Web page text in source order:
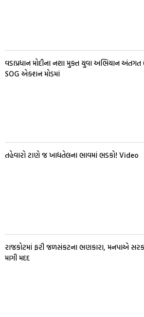
વડાપ્રધાન મોદીના નશા મુક્ત યુવા અભિયાન
SOG એક્શન મોડમાં
તહેવારો ટાણે જ ખાદ્યતેલના ભાવમાં ભડકો! Video
રાજકોટમાં ફરી જળસંકટના ભણકારા, મનપાએ
માગી મદદ